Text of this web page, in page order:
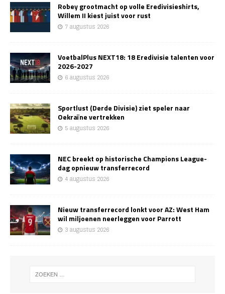
Robey grootmacht op volle Eredivisieshirts,
Willem II kiest juist voor rust
7 augustus 2026
VoetbalPlus NEXT18: 18 Eredivisie talenten voor
2026-2027
6 augustus 2026
Sportlust (Derde Divisie) ziet speler naar
Oekraïne vertrekken
5 augustus 2026
NEC breekt op historische Champions League-
dag opnieuw transferrecord
4 augustus 2026
Nieuw transferrecord lonkt voor AZ: West Ham
wil miljoenen neerleggen voor Parrott
3 augustus 2026